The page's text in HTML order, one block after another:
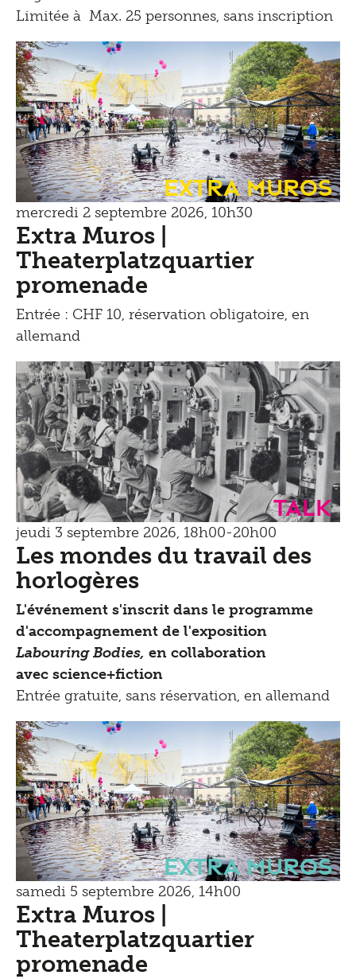
Limitée à Max. 25 personnes, sans inscription
Extra Muros
mercredi 2 septembre 2026, 10h30
Extra Muros |
Theaterplatzquartier
promenade
Entrée : CHF 10, réservation obligatoire, en
allemand
Talk
jeudi 3 septembre 2026, 18h00-20h00
Les mondes du travail des
horlogères
L'événement s'inscrit dans le programme
d'accompagnement de l'exposition
Labouring Bodies, en collaboration
avec science+fiction
Entrée gratuite, sans réservation, en allemand
Extra Muros
samedi 5 septembre 2026, 14h00
Extra Muros |
Theaterplatzquartier
promenade